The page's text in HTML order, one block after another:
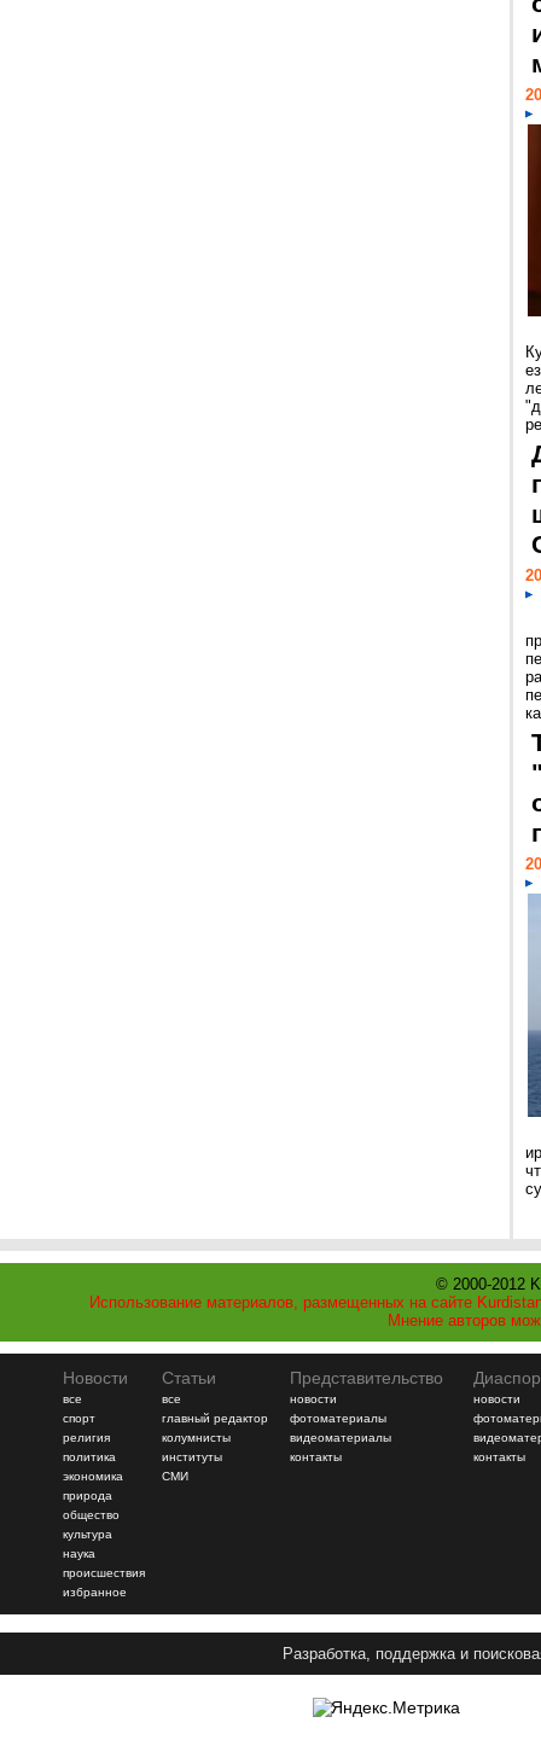
© 2000-2012
Использование материалов, размещенных на сайте
Мнение авторов
Новости
все
спорт
религия
политика
экономика
природа
общество
культура
наука
происшествия
избранное
Статьи
все
главный редактор
колумнисты
институты
СМИ
Представительство
новости
фотоматериалы
видеоматериалы
контакты
новости
контакты
Разработка, поддержка и